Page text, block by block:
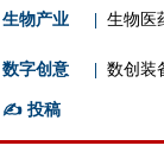
生物产业 生物医
数字创意 数创装
✍️ 投稿